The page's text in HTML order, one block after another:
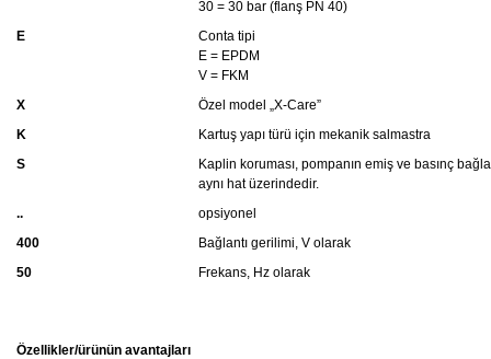
30 = 30 bar (flanş PN 40)
E
Conta tipi
E = EPDM
V = FKM
X
Özel model „X-Care”
K
Kartuş yapı türü için mekanik salmastra
S
Kaplin koruması, pompanın emiş ve basınç
aynı hat üzerindedir.
..
opsiyonel
400
Bağlantı gerilimi, V olarak
50
Frekans, Hz olarak
Özellikler/ürünün avantajları